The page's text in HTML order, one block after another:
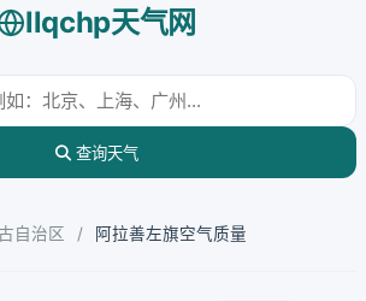
llqchp天气网
查询天气
自治区 / 阿拉善左旗空气质量